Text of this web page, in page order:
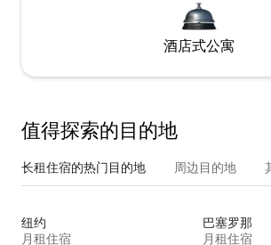
酒店式公寓
值得探索的目的地
长租住宿的热门目的地 周边目的地
纽约
月租住宿
巴塞罗那
月租住宿